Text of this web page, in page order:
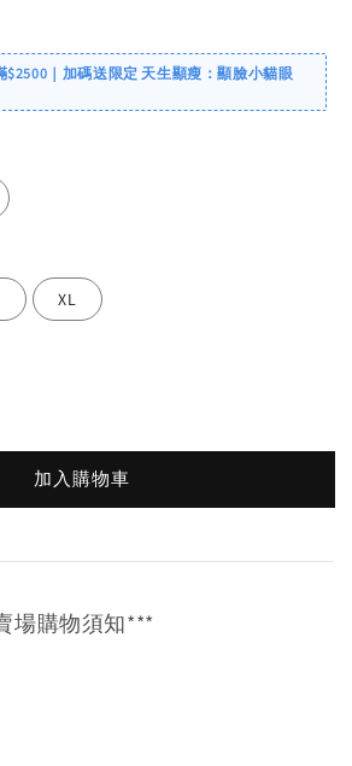
$2500｜加碼送限定 天生顯瘦：顯臉小貓眼
XL
加入購物車
場購物須知***